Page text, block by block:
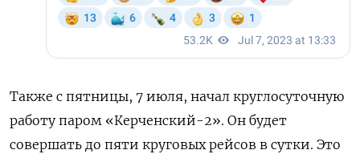
Также с пятницы, 7 июля, начал круглосуточную
работу паром «Керченский-2». Он будет
совершать до пяти круговых рейсов в сутки. Это